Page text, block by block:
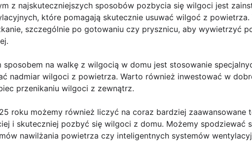
z najskuteczniejszych sposobów pozbycia się wilgoci jest
które pomagają skutecznie usuwać wilgoć z
szczególnie po gotowaniu czy prysznicu, aby wywietrzyć
sposobem na walkę z wilgocią w domu jest stosowanie
nadmiar wilgoci z powietrza. Warto również inwestować w
przenikaniu wilgoci z zewnątrz.
roku możemy również liczyć na coraz bardziej
i skuteczniej pozbyć się wilgoci z domu. Możemy spodziewać
nawilżania powietrza czy inteligentnych systemów